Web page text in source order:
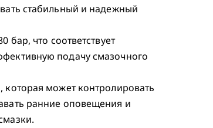
стабильный и надежный
бар, что соответствует
подачу смазочного
может контролировать
ранние оповещения и